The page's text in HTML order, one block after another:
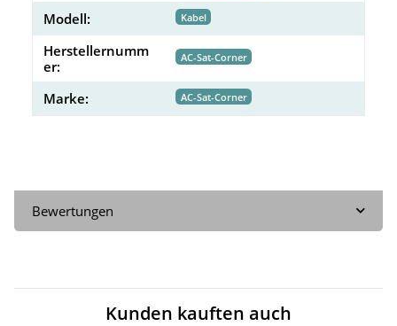
Modell: Kabel
Herstellernumm
er:
AC-Sat-Corner
Marke: AC-Sat-Corner
Bewertungen
Kunden kauften auch